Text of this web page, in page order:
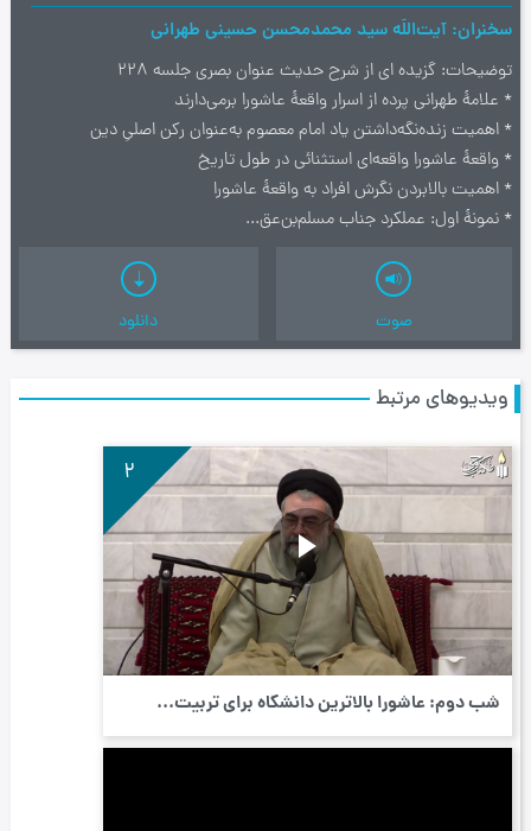
سخنران آیت‌اللَه سید محمدمحسن حسینی طهرانی
توضیحات گزیده ای از شرح حدیث عنوان بصری جلسه 228
* علامۀ طهرانی پرده از اسرار واقعۀ عاشورا برمی‌دارند
* اهمیت زنده‌نگه‌داشتن یاد امام معصوم به‌عنوان رکن اصلیِ دین
* واقعۀ عاشورا واقعه‌ای استثنائی در طول تاریخ
* اهمیت بالابردن نگرش افراد به واقعۀ عاشورا
* نمونۀ اول: عملکرد جناب مسلم‌بن‌عق...
صوت دانلود
ویدیوهای مرتبط
2
شب دوم: عاشورا بالاترین دانشگاه برای تربیت...